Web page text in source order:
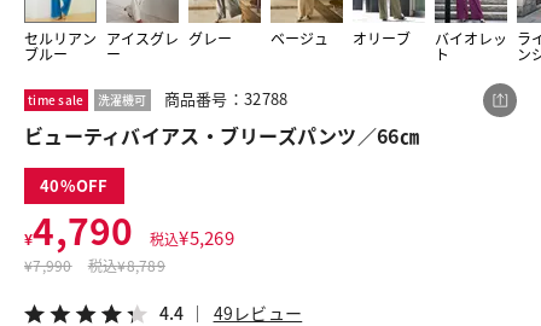
セルリアン
ブルー
アイスグレ
ー
グレー ベージュ オリーブ バイオレッ
ト
ラ
ン
time sale 洗濯機可 商品番号：32788
ビューティバイアス・ブリーズパンツ／66㎝
40
¥4,790 税込¥5,269
¥7,990 税込¥8,789
4.4 49レビュー
この商品をシェアする
ビューティバイアス・ブリーズパンツ／66㎝